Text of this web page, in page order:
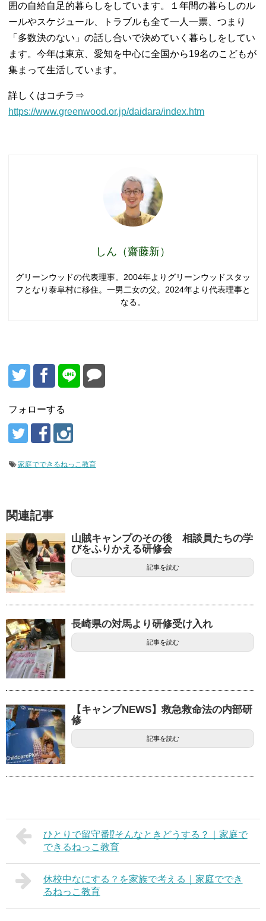
囲の自給自足的暮らしをしています。１年間の暮らしのル
ールやスケジュール、トラブルも全て一人一票、つまり
「多数決のない」の話し合いで決めていく暮らしをしてい
ます。今年は東京、愛知を中心に全国から19名のこどもが
集まって生活しています。
詳しくはコチラ⇒
https://www.greenwood.or.jp/daidara/index.htm
しん（齋藤新）
グリーンウッドの代表理事。2004年よりグリーンウッドスタッ
フとなり泰阜村に移住。一男二女の父。2024年より代表理事と
なる。
フォローする
家庭でできるねっこ教育
関連記事
山賊キャンプのその後 相談員たちの学
びをふりかえる研修会
記事を読む
長崎県の対馬より研修受け入れ
記事を読む
【キャンプNEWS】救急救命法の内部研
修
記事を読む
ひとりで留守番⁉そんなときどうする？｜家庭で
できるねっこ教育
休校中なにする？を家族で考える｜家庭ででき
るねっこ教育